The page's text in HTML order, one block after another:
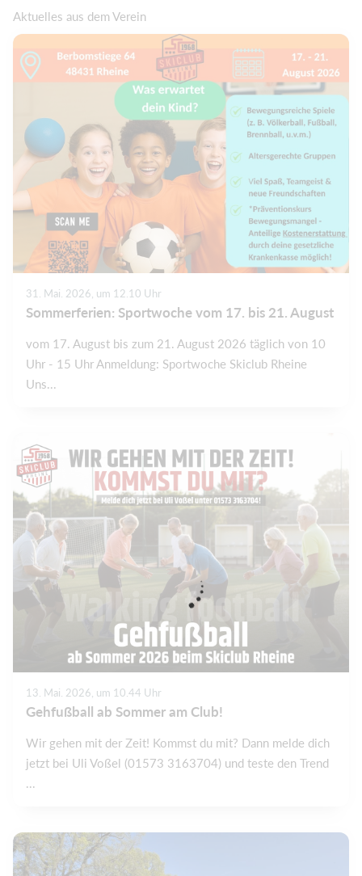
Aktuelles aus dem Verein
31. Mai. 2026, um 12.10 Uhr
Sommerferien: Sportwoche vom 17. bis 21. August
vom 17. August bis zum 21. August 2026 täglich von 10
Uhr - 15 Uhr Anmeldung: Sportwoche Skiclub Rheine
Uns...
13. Mai. 2026, um 10.44 Uhr
Gehfußball ab Sommer am Club!
Wir gehen mit der Zeit! Kommst du mit? Dann melde dich
jetzt bei Uli Voßel (01573 3163704) und teste den Trend
...